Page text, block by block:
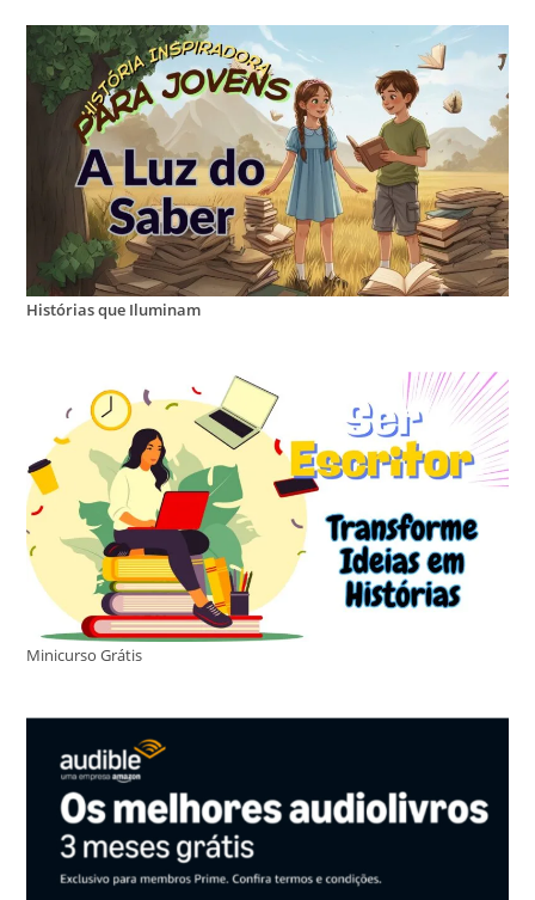
Histórias que Iluminam
Minicurso Grátis